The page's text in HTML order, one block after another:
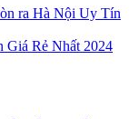
ra Hà Nội Uy Tín
Giá Rẻ Nhất 2024